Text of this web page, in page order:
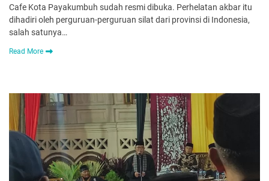
Cafe Kota Payakumbuh sudah resmi dibuka. Perhelatan akbar itu
dihadiri oleh perguruan-perguruan silat dari provinsi di Indonesia,
salah satunya…
Read More